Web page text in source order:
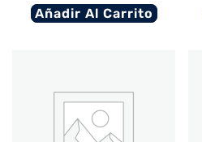
Añadir Al Carrito